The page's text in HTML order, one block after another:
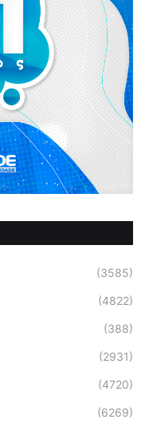
(3585)
(4822)
(388)
(2931)
(4720)
(6269)